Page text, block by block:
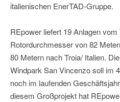
italienischen EnerTAD-Gruppe.
REpower liefert 19 Anlagen
Rotordurchmesser von 82
80 Metern nach Troia/ Italien.
Windpark San Vincenzo soll im
noch im laufenden
diesem Großprojekt hat